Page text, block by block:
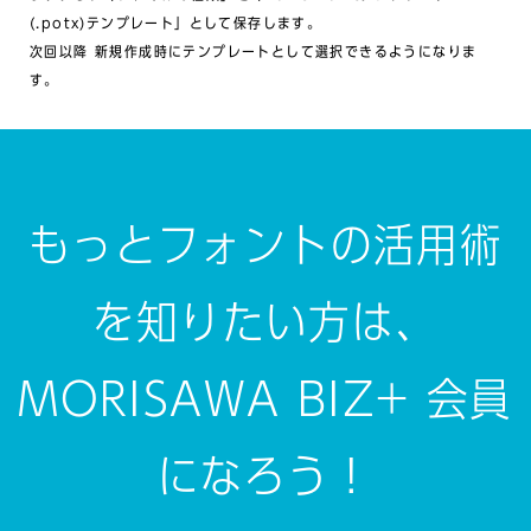
(.potx)テンプレート」として保存します。
次回以降 新規作成時にテンプレートとして選択できるようになりま
す。
もっとフォントの活用術
を知りたい方は、
MORISAWA BIZ+ 会員
になろう！